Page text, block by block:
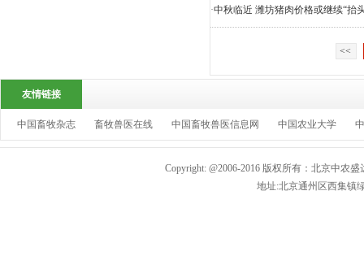
·中秋临近 潍坊猪肉价格或继续“抬
<<
友情链接
中国畜牧杂志 畜牧兽医在线 中国畜牧兽医信息网 中国农业大学
Copyright: @2006-2016 版权所有：北京中农
地址:北京通州区西集镇